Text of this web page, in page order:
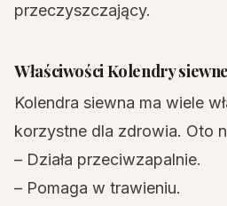
przeczyszczający.
Właściwości Kolendry
Kolendra siewna ma wiele
korzystne dla zdrowia. Oto
– Działa przeciwzapalnie.
– Pomaga w trawieniu.